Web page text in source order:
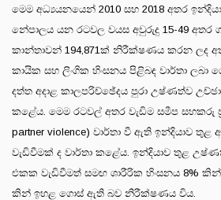
මෙම අධ්‍යයනයෙන් 2010 සහ 2018 අතර
නේපාලය යන රටවල වයස අවුරුදු 15-49 අතර
කාන්තාවන් 194,871ක් නිරීක්ෂණය කරන ලද
කායික සහ ලිංගික හිංසනය පිළිබඳ වාර්තා
දත්ත අදාළ කාලපරිච්ඡේදය පුරා උෂ්ණත්ව
කළේය. මෙම රටවල් අතර වැඩිම සමීප සහකරු
partner violence) වාර්තා වී ඇති ඉන්දියාව
වැඩිවීමක් ද වාර්තා කළේය. ඉන්දියාව තුළ
එකක වැඩිවීමත් සමඟ ශාරීරික හිංසනය 8% කින්
කින් ඉහළ ගොස් ඇති බව නිරීක්ෂණය විය.